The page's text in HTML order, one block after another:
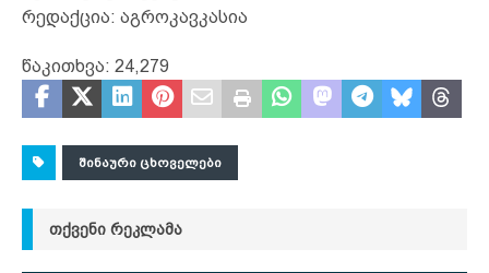
რედაქცია: აგროკავკასია
წაკითხვა: 24,279
ᲨᲘᲜᲐᲣᲠᲘ ᲪᲮᲝᲕᲔᲚᲔᲑᲘ
ᲗᲥᲕᲔᲜᲘ ᲠᲔᲙᲚᲐᲛᲐ